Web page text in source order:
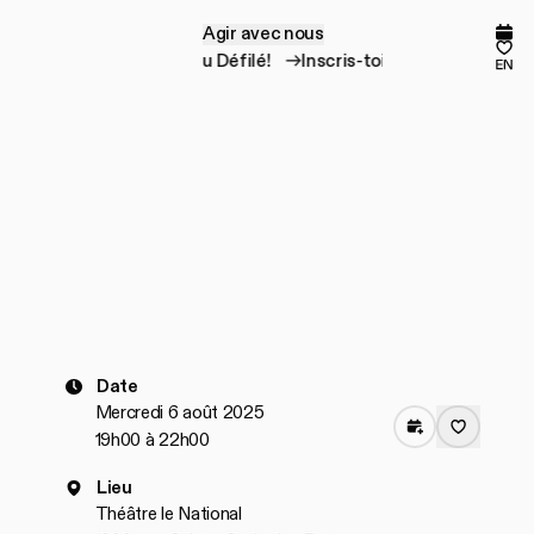
Agir avec nous
Agir avec nous
Inscris-toi au Défilé!
Inscris-toi au Défilé!en
Date
Mercredi 6 août 2025
19h00 à 22h00
Lieu
Théâtre le National